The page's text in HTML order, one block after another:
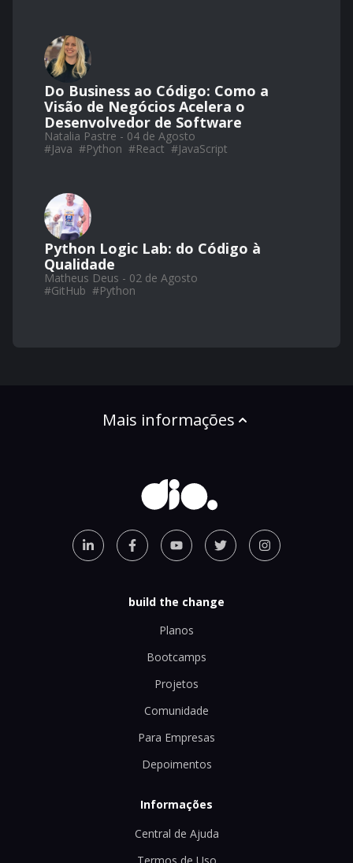
Do Business ao Código: Como a
Visão de Negócios Acelera o
Desenvolvedor de Software
Natalia Pastre - 04 de Agosto
#Java #Python #React #JavaScript
Python Logic Lab: do Código à
Qualidade
Matheus Deus - 02 de Agosto
#GitHub #Python
Mais informações
build the change
Planos
Bootcamps
Projetos
Comunidade
Para Empresas
Depoimentos
Informações
Central de Ajuda